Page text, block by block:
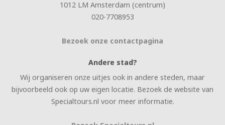
1012 LM Amsterdam (centrum)
020-7708953
Bezoek onze contactpagina
Andere stad?
Wij organiseren onze uitjes ook in andere steden, maar
bijvoorbeeld ook op uw eigen locatie. Bezoek de website van
Specialtours.nl voor meer informatie.